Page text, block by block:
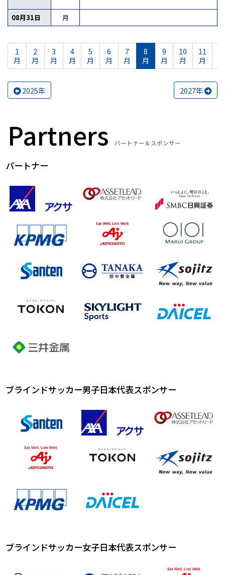
08月31日 月
1
月
2
月
3
月
4
月
5
月
6
月
7
月
8
月
9
月
10
月
11
月
2025年 2027年
Partners パートナー＆スポンサー
パートナー
ブラインドサッカー男子日本代表スポンサー
ブラインドサッカー女子日本代表スポンサー